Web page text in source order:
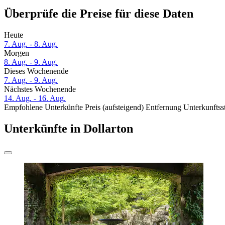
Überprüfe die Preise für diese Daten
Heute
7. Aug. - 8. Aug.
Morgen
8. Aug. - 9. Aug.
Dieses Wochenende
7. Aug. - 9. Aug.
Nächstes Wochenende
14. Aug. - 16. Aug.
Empfohlene Unterkünfte Preis (aufsteigend) Entfernung
Unterkünfte in Dollarton